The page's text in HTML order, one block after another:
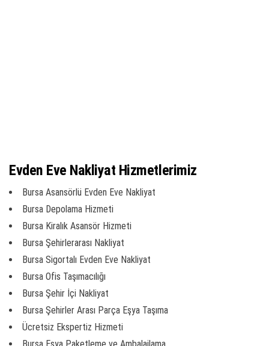
Evden Eve Nakliyat Hizmetlerimiz
Bursa Asansörlü Evden Eve Nakliyat
Bursa Depolama Hizmeti
Bursa Kiralık Asansör Hizmeti
Bursa Şehirlerarası Nakliyat
Bursa Sigortalı Evden Eve Nakliyat
Bursa Ofis Taşımacılığı
Bursa Şehir İçi Nakliyat
Bursa Şehirler Arası Parça Eşya Taşıma
Ücretsiz Ekspertiz Hizmeti